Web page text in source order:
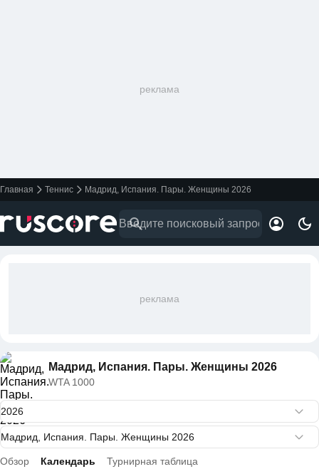
реклама
Главная Теннис Мадрид, Испания. Пары. Женщины 2026
реклама
Мадрид, Испания. Пары. Женщины 2026
WTA 1000
Обзор Календарь Турнирная таблица